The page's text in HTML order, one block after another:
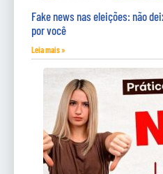
Fake news nas eleições: não
por você
Leia mais »